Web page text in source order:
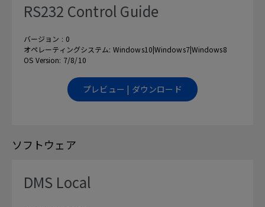
RS232 Control Guide
バージョン : 0
オペレーティングシステム: Windows10|Windows7|Windows8
OS Version: 7/8/10
プレビュー | ダウンロード
ソフトウェア
DMS Local